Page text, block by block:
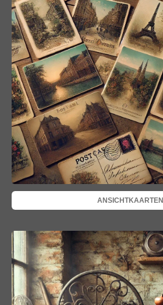
ANSICHTKAARTEN